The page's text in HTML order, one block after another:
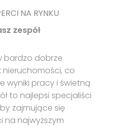
NA RYNKU
zespół
bardzo dobrze
nieruchomości, co
wyniki pracy i świetną
to najlepsi specjaliści
zajmujące się
na najwyższym